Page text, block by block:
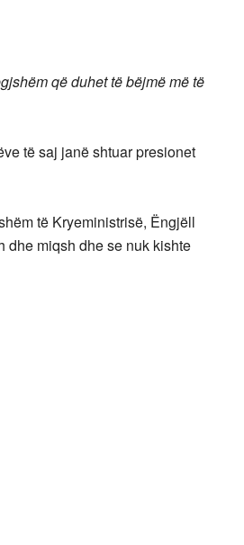
që duhet të bëjmë më të
të saj janë shtuar presionet
të Kryeministrisë, Ëngjëll
dhe miqsh dhe se nuk kishte